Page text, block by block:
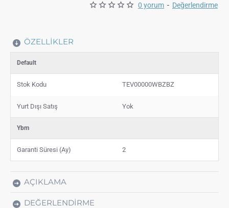
0 yorum - Değerlendirme
ÖZELLIKLER
Default
Stok Kodu TEV00000WBZBZ
Yurt Dışı Satış Yok
Ybm
Garanti Süresi (Ay) 2
AÇIKLAMA
DEĞERLENDIRME